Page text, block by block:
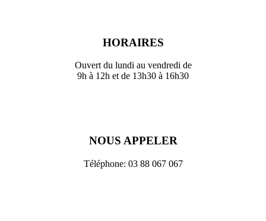
HORAIRES
Ouvert du lundi au vendredi de
9h à 12h et de 13h30 à 16h30
NOUS APPELER
Téléphone: 03 88 067 067